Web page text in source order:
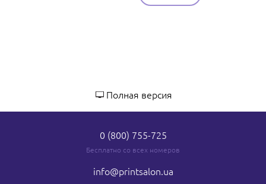
Полная версия
0 (800) 755-725
Бесплатно со всех номеров
info@printsalon.ua